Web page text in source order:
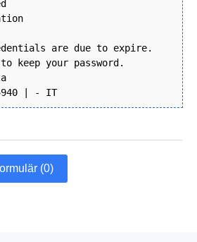
are due to expire.
keep your password.
| - IT
(0)